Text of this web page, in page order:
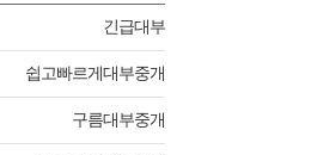
긴급대부
쉽고빠르게대부중개
구름대부중개